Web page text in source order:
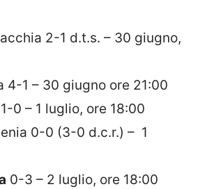
2-1 d.t.s. – 30 giugno,
4-1 – 30 giugno ore 21:00
0 – 1 luglio, ore 18:00
0-0 (3-0 d.c.r.) – 1
0-3 – 2 luglio, ore 18:00